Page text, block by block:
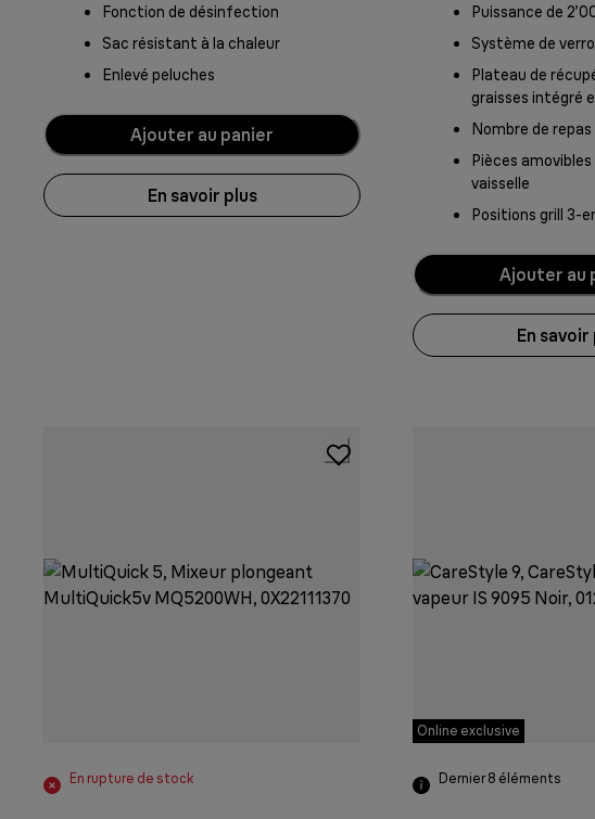
Fonction de désinfection
Sac résistant à la chaleur
Enlevé peluches
Ajouter au panier
En savoir plus
Puissance de
Système de
Plateau de
graisses intégré
Nombre de repas
Pièces
vaisselle
Positions grill 3-
Ajouter au
En savoir
En rupture de stock
Online exclusive
Dernier 8 éléments